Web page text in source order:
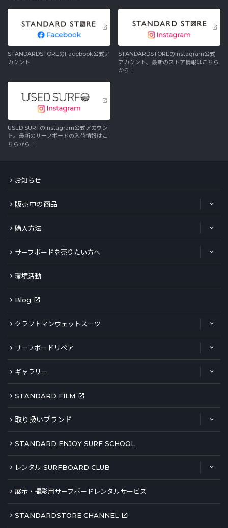
STANDARDSTOREのFacebook公式ア
カウント
STANDARDSTOREのInstagram公式
アカウント。最新のストア情報はこちら
から！
USED SURFのInstagram公式アカウン
ト。最新のサーフボードの入荷情報はこ
ちらから！
お知らせ
販売中の商品
購入方法
サーフボードを売りたい方へ
環境活動
Blog
クラフトマンウェットスーツ
サーフボードリペア
ギャラリー
STANDARD FILM
取り扱いブランド
STANDARD ENJOY SURF SCHOOL
レンタル SURFBOARD CLUB
展示・撮影用サーフボードレンタルサービス
STANDARDSTORE CHANNEL